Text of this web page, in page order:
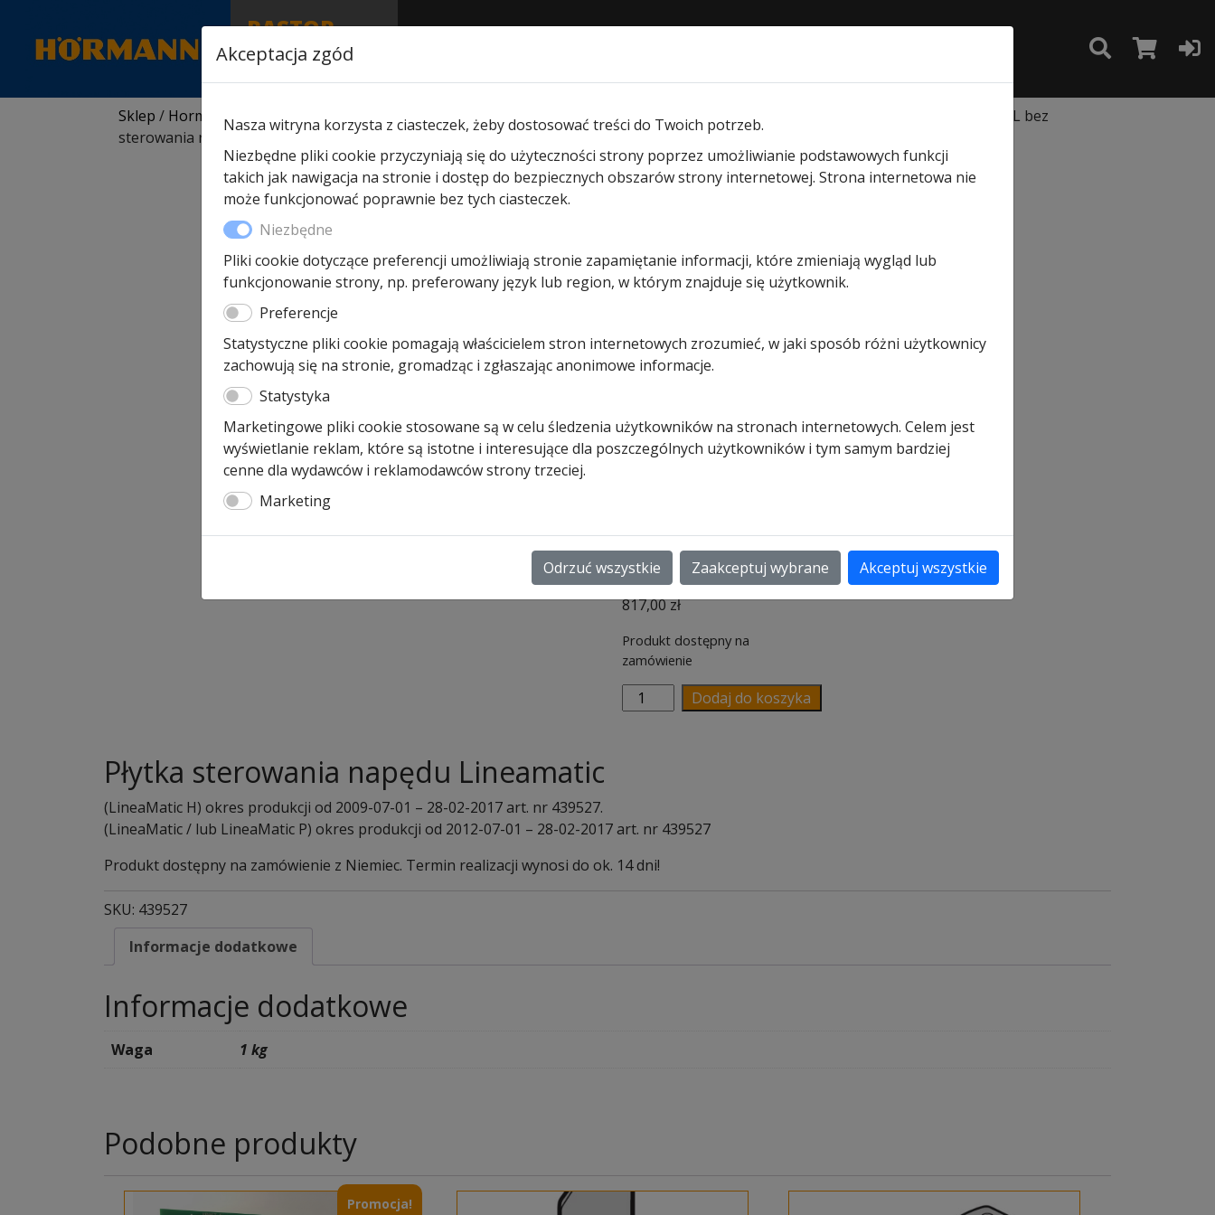
RASTOR
AUTORYZOWANY
PARTNER & SERWIS
Sklep / Hormann części zamienne Do napędów wjazd. przesuwnych
/ Płyta sterowania napędu Lineamatic /P/H 16 przełączników DIL bez
sterowania radiowego
sterowania
napędu
Lineamatic
/P/H 16
przełączników
DIL bez
radiowego
817,00zł
Produkt dostępny na
zamówienie
ilość
Płyta
16
DIL
bez
Dodaj do koszyka
Płytka sterowania napędu Lineamatic
(LineaMatic H) okres produkcji od 2009-07-01 – 28-02-2017 art. nr 439527.
(LineaMatic / lub LineaMatic P) okres produkcji od 2012-07-01 – 28-02-2017 art. nr 439527
Produkt dostępny na zamówienie z Niemiec. Termin realizacji wynosi do ok. 14 dni!
SKU: 439527
Informacje dodatkowe
Informacje dodatkowe
Waga 1 kg
Podobne produkty
Promocja!
Akceptacja zgód
Nasza witryna korzysta z ciasteczek, żeby dostosować treści do Twoich potrzeb.
Niezbędne pliki cookie przyczyniają się do użyteczności strony poprzez umożliwianie podstawowych funkcji
takich jak nawigacja na stronie i dostęp do bezpiecznych obszarów strony internetowej. Strona internetowa nie
może funkcjonować poprawnie bez tych ciasteczek.
Niezbędne
Pliki cookie dotyczące preferencji umożliwiają stronie zapamiętanie informacji, które zmieniają wygląd lub
funkcjonowanie strony, np. preferowany język lub region, w którym znajduje się użytkownik.
Preferencje
Statystyczne pliki cookie pomagają właścicielem stron internetowych zrozumieć, w jaki sposób różni użytkownicy
zachowują się na stronie, gromadząc i zgłaszając anonimowe informacje.
Statystyka
Marketingowe pliki cookie stosowane są w celu śledzenia użytkowników na stronach internetowych. Celem jest
wyświetlanie reklam, które są istotne i interesujące dla poszczególnych użytkowników i tym samym bardziej
cenne dla wydawców i reklamodawców strony trzeciej.
Marketing
Odrzuć wszystkie Zaakceptuj wybrane Akceptuj wszystkie